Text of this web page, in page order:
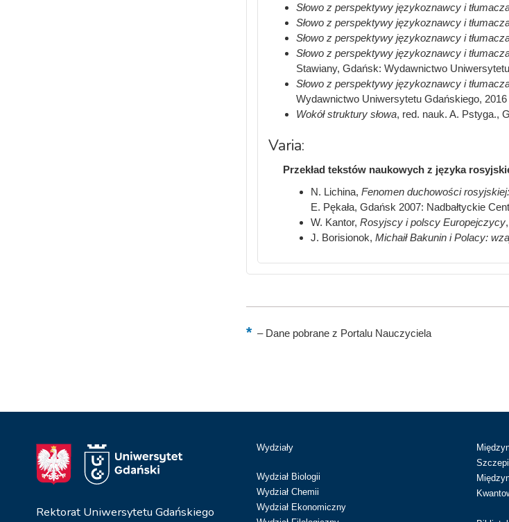
Słowo z perspektywy językoznawcy i
Słowo z perspektywy językoznawcy i
Słowo z perspektywy językoznawcy i
Słowo z perspektywy językoznawcy i
Stawiany, Gdańsk: Wydawnictwo
Słowo z perspektywy językoznawcy i
Wydawnictwo Uniwersytetu Gdańskiego, 2016
Wokół struktury słowa, red. nauk. A. Pstyga.,
Varia:
Przekład tekstów naukowych z języka
N. Lichina, Fenomen duchowości
E. Pękała, Gdańsk 2007: Nadbałtyckie
W. Kantor, Rosyjscy i polscy Europejczycy
J. Borisionok, Michaił Bakunin i Polacy:
–Dane pobrane z Portalu Nauczyciela
Rektorat Uniwersytetu Gdańskiego
Wydziały
Wydział Biologii
Wydział Chemii
Wydział Ekonomiczny